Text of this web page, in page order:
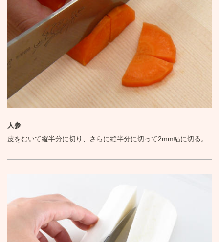
人参
皮をむいて縦半分に切り、さらに縦半分に切って2mm幅に切る。